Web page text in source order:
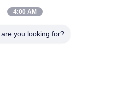
Foshan 528000, Provinz Guangdong,
4:00 AM
you looking for?